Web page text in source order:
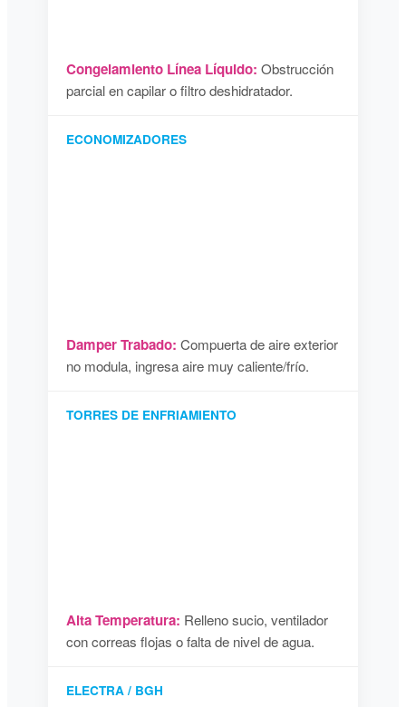
Congelamiento Línea Líquido: Obstrucción
parcial en capilar o filtro deshidratador.
ECONOMIZADORES
Damper Trabado: Compuerta de aire exterior
no modula, ingresa aire muy caliente/frío.
TORRES DE ENFRIAMIENTO
Alta Temperatura: Relleno sucio, ventilador
con correas flojas o falta de nivel de agua.
ELECTRA / BGH